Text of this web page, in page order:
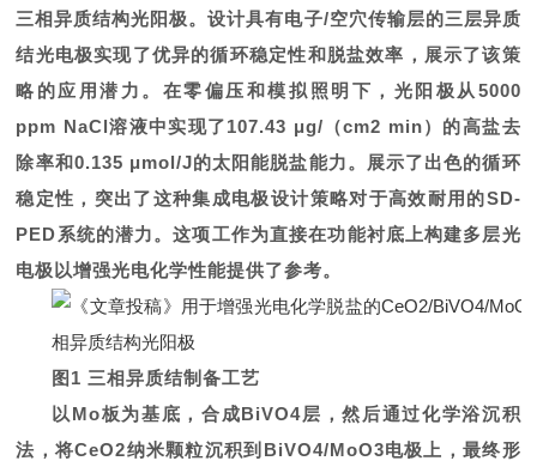
三相异质结构光阳极。设计具有电子/空穴传输层的三层异质
结光电极实现了优异的循环稳定性和脱盐效率，展示了该策
略的应用潜力。在零偏压和模拟照明下，光阳极从5000
ppm NaCl溶液中实现了107.43 μg/（cm2 min）的高盐去
除率和0.135 μmol/J的太阳能脱盐能力。展示了出色的循环
稳定性，突出了这种集成电极设计策略对于高效耐用的SD-
PED系统的潜力。这项工作为直接在功能衬底上构建多层光
电极以增强光电化学性能提供了参考。
图1 三相异质结制备工艺
以Mo板为基底，合成BiVO4层，然后通过化学浴沉积
法，将CeO2纳米颗粒沉积到BiVO4/MoO3电极上，最终形